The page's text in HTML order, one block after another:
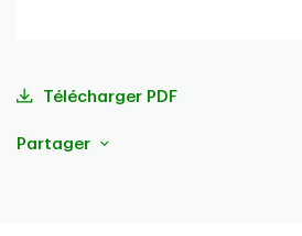
Télécharger PDF
Partager